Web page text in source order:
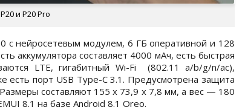
и P20 Pro
с нейросетевым модулем, 6 ГБ оперативной и 128
аккумулятора составляет 4000 мАч, есть быстрая
LTE, гигабитный Wi-Fi (802.11 a/b/g/n/ac),
есть порт USB Type-C 3.1. Предусмотрена защита
составляют 155 х 73,9 х 7,8 мм, а вес — 180
8.1 на базе Android 8.1 Oreo.